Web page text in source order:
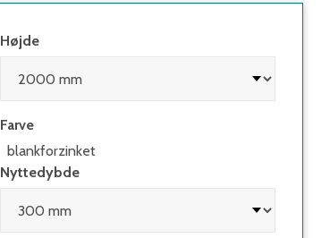
Højde
Farve
blankforzinket
Nyttedybde